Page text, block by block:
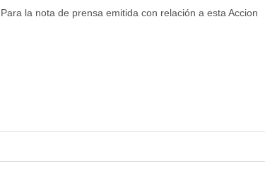
. Para la nota de prensa emitida con relación a esta Accion